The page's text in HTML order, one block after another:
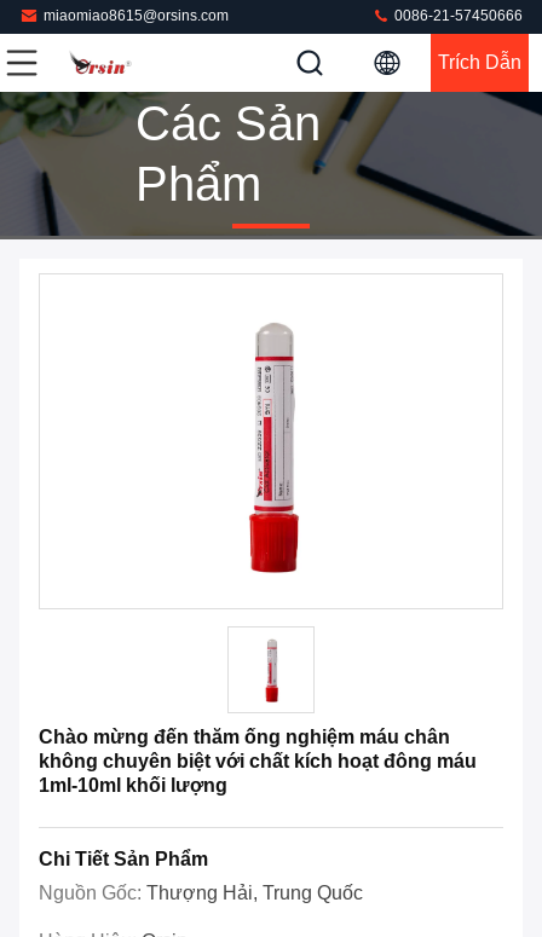
miaomiao8615@orsins.com 0086-21-57450666
Trích Dẫn
Các Sản
Phẩm
Chào mừng đến thăm ống nghiệm máu chân
không chuyên biệt với chất kích hoạt đông máu
1ml-10ml khối lượng
Chi Tiết Sản Phẩm
Nguồn Gốc: Thượng Hải, Trung Quốc